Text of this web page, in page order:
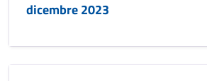
dicembre 2023